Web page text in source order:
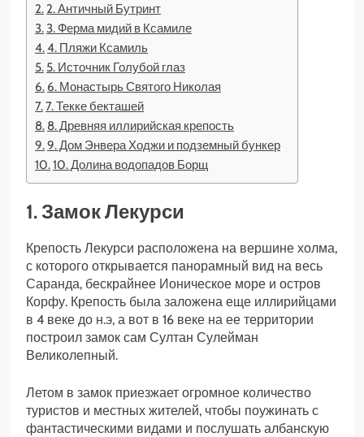
2. Античный Бутринт
3. Ферма мидий в Ксамиле
4. Пляжи Ксамиль
5. Источник Голубой глаз
6. Монастырь Святого Николая
7. Текке бекташей
8. Древняя иллирийская крепость
9. Дом Энвера Ходжи и подземный бункер
10. Долина водопадов Борщ
1. Замок Лекурси
Крепость Лекурси расположена на вершине холма,
с которого открывается панорамный вид на весь
Саранда, бескрайнее Ионическое море и остров
Корфу. Крепость была заложена еще иллирийцами
в 4 веке до н.э, а вот в 16 веке на ее территории
построил замок сам Султан Сулейман
Великолепный.
Летом в замок приезжает огромное количество
туристов и местных жителей, чтобы поужинать с
фантастическими видами и послушать албанскую